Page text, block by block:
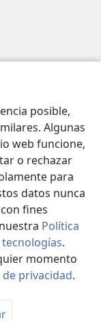
posible,
Algunas
web funcione,
o rechazar
para
datos nunca
fines
Política
.
momento
privacidad.
of Pennsylvania.
|